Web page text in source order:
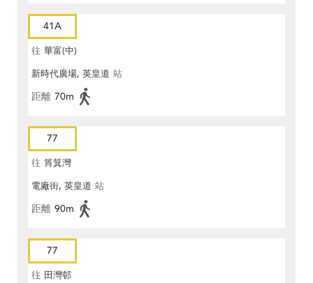
41A
往 華富(中)
新時代廣場, 英皇道 站
距離 70m
77
往 筲箕灣
電廠街, 英皇道 站
距離 90m
77
往 田灣邨